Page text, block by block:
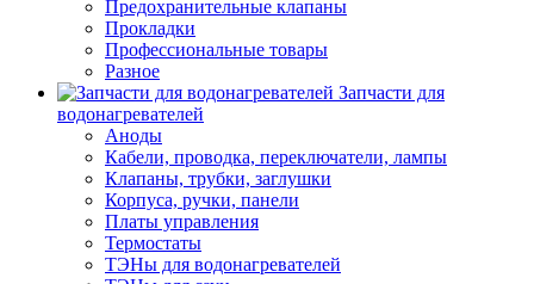
Предохранительные клапаны
Прокладки
Профессиональные товары
Разное
Запчасти для
водонагревателей
Аноды
Кабели, проводка, переключатели, лампы
Клапаны, трубки, заглушки
Корпуса, ручки, панели
Платы управления
Термостаты
ТЭНы для водонагревателей